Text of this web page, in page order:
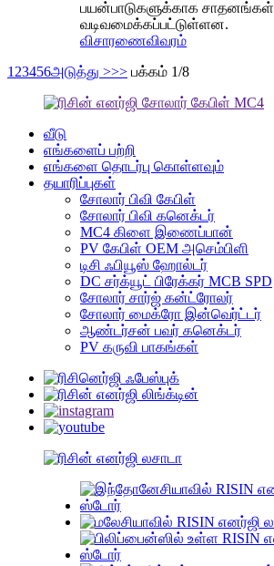
பயன்பாடுகளுக்காக சாதனங்கள்
வடிவமைக்கப்பட்டுள்ளன.
விசாரணைவிவரம்
1 23456அடுத்து >>> பக்கம் 1/8
வீடு
எங்களைப் பற்றி
எங்களை தொடர்பு கொள்ளவும்
தயாரிப்புகள்
சோலார் பிவி கேபிள்
சோலார் பிவி கனெக்டர்
MC4 கிளை இணைப்பான்
PV கேபிள் OEM அசெம்பிளி
டிசி ஃபியூஸ் ஹோல்டர்
DC சர்க்யூட் பிரேக்கர் MCB SPD
சோலார் சார்ஜ் கன்ட்ரோலர்
சோலார் மைக்ரோ இன்வெர்ட்டர்
ஆண்டர்சன் பவர் கனெக்டர்
PV கருவி பாகங்கள்